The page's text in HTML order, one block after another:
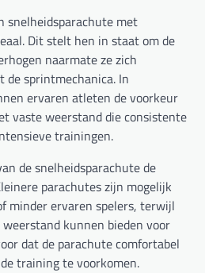
snelheidsparachute met
Dit stelt hen in staat om de
naarmate ze zich
de sprintmechanica. In
ervaren atleten de voorkeur
vaste weerstand die consistente
trainingen.
de snelheidsparachute de
parachutes zijn mogelijk
minder ervaren spelers, terwijl
kunnen bieden voor
dat de parachute comfortabel
training te voorkomen.